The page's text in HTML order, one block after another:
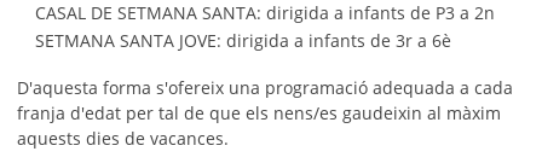
CASAL DE SETMANA SANTA: dirigida a infants de P3 a 2n
SETMANA SANTA JOVE: dirigida a infants de 3r a 6è
D'aquesta forma s'ofereix una programació adequada a cada
franja d'edat per tal de que els nens/es gaudeixin al màxim
aquests dies de vacances.